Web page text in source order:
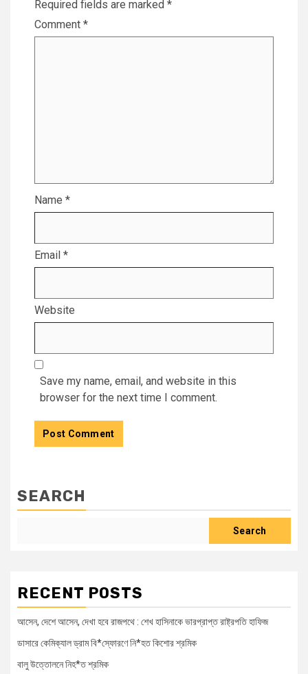
Required fields are marked *
Comment *
Name *
Email *
Website
Save my name, email, and website in this
browser for the next time I comment.
SEARCH
Search
RECENT POSTS
আসেন, দেশে আসেন, দেখা হবে রাজপথে : শেখ হাসিনাকে ভারপ্রাপ্ত রাষ্ট্রপতি হাফিজ
ডাসারে কেমিক্যাল ড্রাম বি*স্ফোরণে নি*হত কিশোর শ্রমিক
বালু উত্তোলনে নিহ*ত শ্রমিক